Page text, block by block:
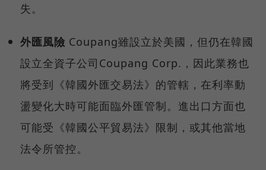
失。
外匯風險 Coupang雖設立於美國，但仍在韓國
設立全資子公司Coupang Corp.，因此業務也
將受到《韓國外匯交易法》的管轄，在利率動
盪變化大時可能面臨外匯管制。進出口方面也
可能受《韓國公平貿易法》限制，或其他當地
法令所管控。